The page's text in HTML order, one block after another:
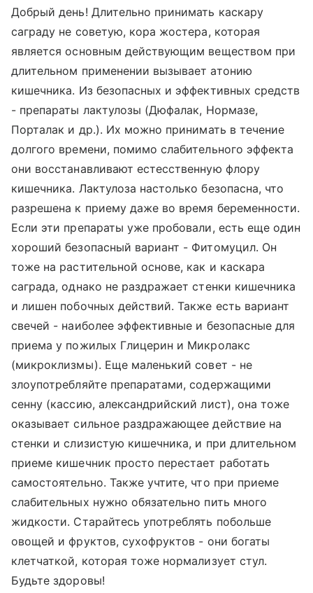
Добрый день! Длительно принимать каскару
саграду не советую, кора жостера, которая
является основным действующим веществом при
длительном применении вызывает атонию
кишечника. Из безопасных и эффективных средств
- препараты лактулозы (Дюфалак, Нормазе,
Порталак и др.). Их можно принимать в течение
долгого времени, помимо слабительного эффекта
они восстанавливают естесственную флору
кишечника. Лактулоза настолько безопасна, что
разрешена к приему даже во время беременности.
Если эти препараты уже пробовали, есть еще один
хороший безопасный вариант - Фитомуцил. Он
тоже на растительной основе, как и каскара
саграда, однако не раздражает стенки кишечника
и лишен побочных действий. Также есть вариант
свечей - наиболее эффективные и безопасные для
приема у пожилых Глицерин и Микролакс
(микроклизмы). Еще маленький совет - не
злоупотребляйте препаратами, содержащими
сенну (кассию, александрийский лист), она тоже
оказывает сильное раздражающее действие на
стенки и слизистую кишечника, и при длительном
приеме кишечник просто перестает работать
самостоятельно. Также учтите, что при приеме
слабительных нужно обязательно пить много
жидкости. Старайтесь употреблять побольше
овощей и фруктов, сухофруктов - они богаты
клетчаткой, которая тоже нормализует стул.
Будьте здоровы!